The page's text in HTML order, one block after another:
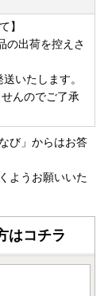
】
の出荷を控えさ
いたします。
んのでご了承
び」からはお答
ようお願いいた
はコチラ